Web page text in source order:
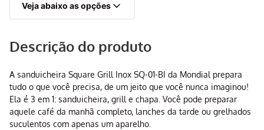
Veja abaixo as opções
Descrição do produto
A sanduicheira Square Grill Inox SQ-01-BI da Mondial prepara
tudo o que você precisa, de um jeito que você nunca imaginou!
Ela é 3 em 1: sanduicheira, grill e chapa. Você pode preparar
aquele café da manhã completo, lanches da tarde ou grelhados
suculentos com apenas um aparelho.